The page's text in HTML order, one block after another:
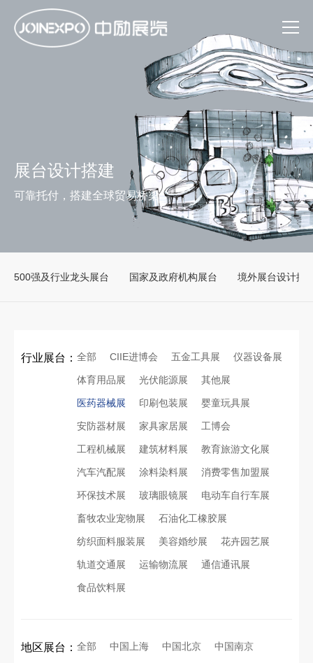
展台设计搭建
可靠托付，搭建全球贸易桥梁
500强及行业龙头展台 国家及政府机构展台 境外展台设计搭
行业展台： 全部 CIIE进博会 五金工具展 仪器设备展
体育用品展 光伏能源展 其他展
医药器械展 印刷包装展 婴童玩具展
安防器材展 家具家居展 工博会
工程机械展 建筑材料展 教育旅游文化展
汽车汽配展 涂料染料展 消费零售加盟展
环保技术展 玻璃眼镜展 电动车自行车展
畜牧农业宠物展 石油化工橡胶展
纺织面料服装展 美容婚纱展 花卉园艺展
轨道交通展 运输物流展 通信通讯展
食品饮料展
地区展台： 全部 中国上海 中国北京 中国南京